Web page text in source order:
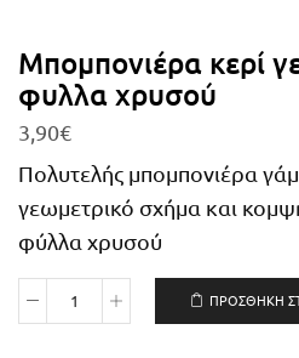
Μπομπονιέρα κερί
φυλλα χρυσού
3,90€
Πολυτελής μπομπονιέρα
γεωμετρικό σχήμα και
φύλλα χρυσού
ΠΡΟΣΘΉΚΗ